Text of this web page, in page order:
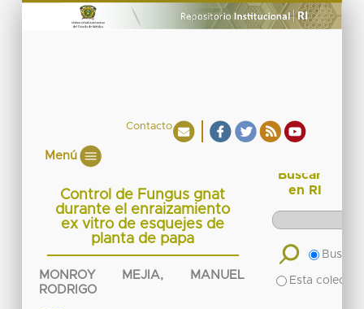
Contacto
Menú
Control de Fungus gnat
durante el enraizamiento
ex vitro de esquejes de
planta de papa
MONROY MEJIA, MANUEL
RODRIGO
Buscar
en RI
Buscar
Esta